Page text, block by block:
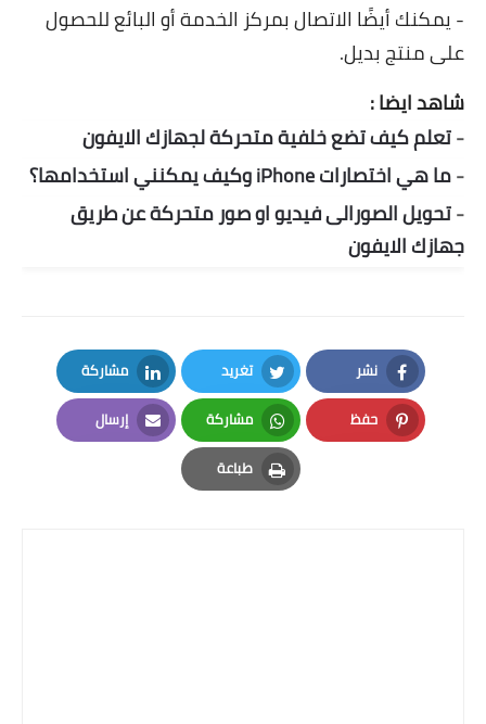
- يمكنك أيضًا الاتصال بمركز الخدمة أو البائع للحصول
على منتج بديل.
شاهد ايضا :
-تعلم كيف تضع خلفية متحركة لجهازك الايفون
-ما هي اختصارات iPhone وكيف يمكنني استخدامها؟
-تحويل الصورالى فيديو او صور متحركة عن طريق
جهازك الايفون
نشر
Facebook
تغريد
Twitter
مشاركة
LinkedIn
حفظ
Pinterest
مشاركة
Whatsapp
إرسال
Email
طباعة
Print